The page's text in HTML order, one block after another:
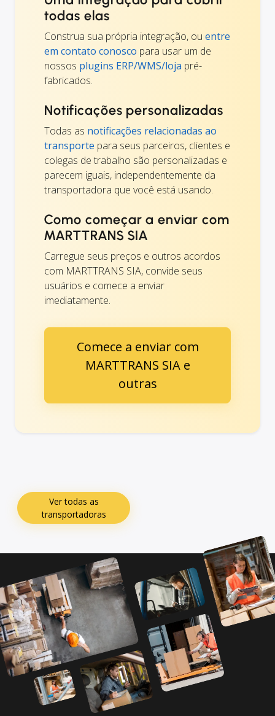
todas elas
Construa sua própria integração, ou entre
em contato conosco para usar um de
nossos plugins ERP/WMS/loja pré-
fabricados.
Notificações personalizadas
Todas as notificações relacionadas ao
transporte para seus parceiros, clientes e
colegas de trabalho são personalizadas e
parecem iguais, independentemente da
transportadora que você está usando.
Como começar a enviar com
MARTTRANS SIA
Carregue seus preços e outros acordos
com MARTTRANS SIA, convide seus
usuários e comece a enviar
imediatamente.
Comece a enviar com
MARTTRANS SIA e
outras
Ver todas as
transportadoras